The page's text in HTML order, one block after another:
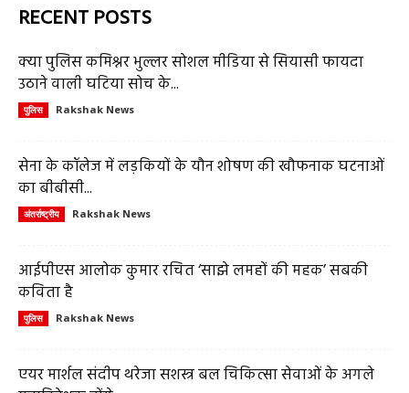
RECENT POSTS
क्या पुलिस कमिश्नर भुल्लर सोशल मीडिया से सियासी फायदा
उठाने वाली घटिया सोच के...
पुलिस Rakshak News
सेना के कॉलेज में लड़कियों के यौन शोषण की खौफनाक घटनाओं
का बीबीसी...
अंतर्राष्ट्रीय Rakshak News
आईपीएस आलोक कुमार रचित ‘साझे लमहों की महक’ सबकी
कविता है
पुलिस Rakshak News
एयर मार्शल संदीप थरेजा सशस्त्र बल चिकित्सा सेवाओं के अगले